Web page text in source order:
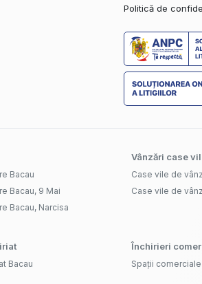
Politică de
Bacau
Bacau, 9 Mai
Bacau, Narcisa
Vânzări case
Case vile de
Case vile de
Bacau
Închirieri
Spații